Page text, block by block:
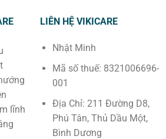
lĩnh
LIÊN HỆ VIKICARE
Nhật Minh
Mã số thuế: 8321006696-
001
Địa Chỉ: 211 Đường D8,
Phú Tân, Thủ Dầu Một,
Bình Dương